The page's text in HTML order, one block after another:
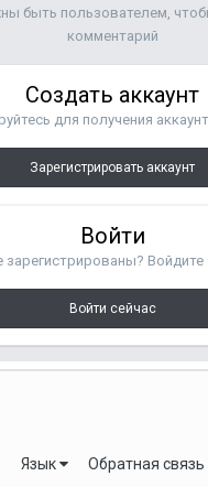
быть пользователем,
комментарий
Создать аккаунт
для получения
Зарегистрировать аккаунт
Войти
зарегистрированы? Войдите
Войти сейчас
Язык Обратная связь